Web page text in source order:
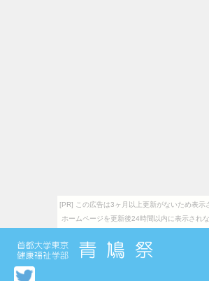
[PR] この広告は3ヶ月以上更新がないため表示
ホームページを更新後24時間以内に表示されな